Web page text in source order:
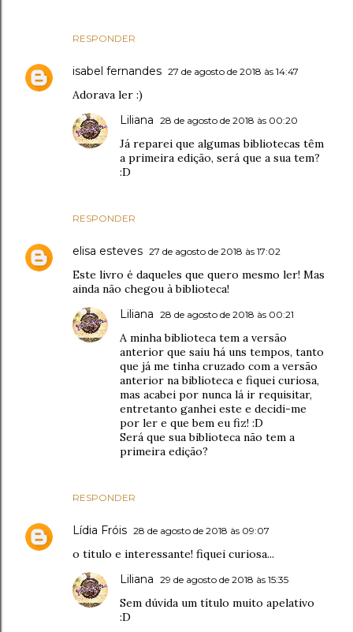
RESPONDER
isabel fernandes 27 de agosto de 2018 às 14:47
Adorava ler :)
RESPONDER
Liliana 28 de agosto de 2018 às 00:20
Já reparei que algumas bibliotecas têm
a primeira edição, será que a sua tem?
:D
elisa esteves 27 de agosto de 2018 às 17:02
Este livro é daqueles que quero mesmo ler! Mas
ainda não chegou à biblioteca!
RESPONDER
Liliana 28 de agosto de 2018 às 00:21
A minha biblioteca tem a versão
anterior que saiu há uns tempos, tanto
que já me tinha cruzado com a versão
anterior na biblioteca e fiquei curiosa,
mas acabei por nunca lá ir requisitar,
entretanto ganhei este e decidi-me
por ler e que bem eu fiz! :D
Será que sua biblioteca não tem a
primeira edição?
Lídia Fróis 28 de agosto de 2018 às 09:07
o titulo e interessante! fiquei curiosa...
Liliana 29 de agosto de 2018 às 15:35
Sem dúvida um título muito apelativo
:D